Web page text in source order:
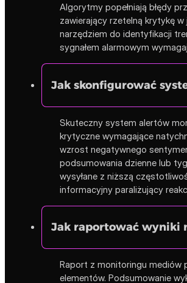
Algorytmy popełniają błędy
zawierający rzetelną krytykę
narzędziem do identyfikacji
sygnałem alarmowym
Jak skonfigurować
Skuteczny system alertów
krytyczne wymagające
wzrost negatywnego
podsumowania dzienne lub
wysyłane z niższą
informacyjny paraliżujący
Jak raportować wyniki
Raport z monitoringu mediów
elementów. Podsumowanie